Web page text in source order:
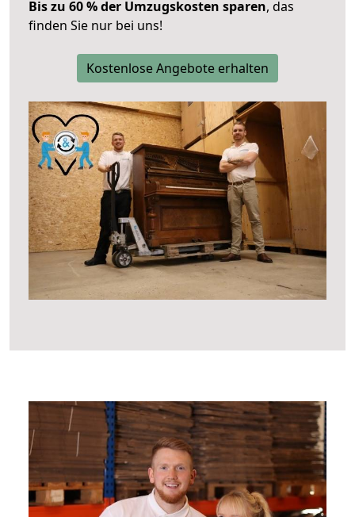
Bis zu 60 % der Umzugskosten sparen, das
finden Sie nur bei uns!
Kostenlose Angebote erhalten